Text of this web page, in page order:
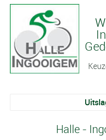
Halle -